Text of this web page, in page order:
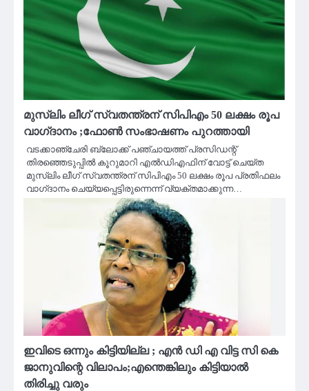
മുസ്ലിം ലീഗ് സ്വതന്ത്രന് സിപിഎം 50 ലക്ഷം രൂപ
വാഗ്‌ദാനം ;ഫോൺ സംഭാഷണം പുറത്തായി
വടക്കാഞ്ചേരി ബ്ലോക്ക് പഞ്ചായത്ത് പ്രസിഡന്റ്
തിരഞ്ഞെടുപ്പില്‍ കൂറുമാറി എല്‍ഡിഎഫിന് വോട്ട് ചെയ്ത
മുസ്ലിം ലീഗ് സ്വതന്ത്രന് സിപിഎം 50 ലക്ഷം രൂപ പ്രതിഫലം
വാഗ്‌ദാനം ചെയ്യപ്പെട്ടിരുന്നെന്ന് വ്യക്തമാക്കുന്ന…
ഇവിടെ ഒന്നും കിട്ടിയില്ല ; എൻ ഡി എ വിട്ട സി കെ
ജാനുവിന്റെ വിലാപം;എന്തെങ്കിലും കിട്ടിയാൽ
തിരിച്ചു വരും